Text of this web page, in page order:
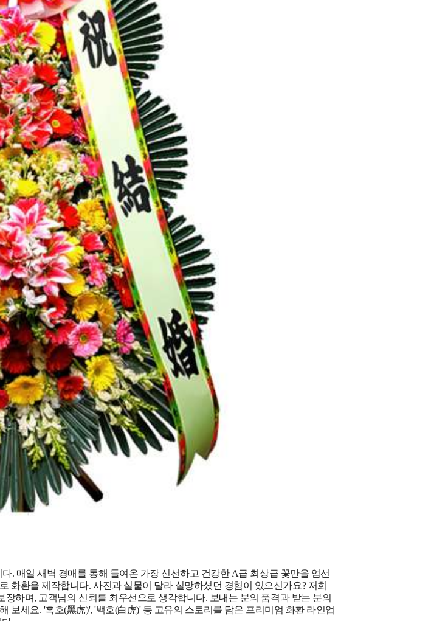
. 매일 새벽 경매를 통해 들여온 가장 신선하고 건강한 A급 최상급 꽃만을 엄선
화환을 제작합니다. 사진과 실물이 달라 실망하셨던 경험이 있으신가요? 저희
하며, 고객님의 신뢰를 최우선으로 생각합니다. 보내는 분의 품격과 받는 분의
보세요. '흑호(黑虎)', '백호(白虎)' 등 고유의 스토리를 담은 프리미엄 화환 라인업